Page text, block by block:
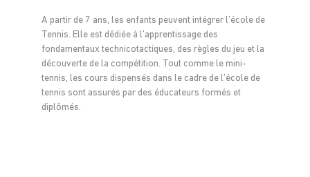
A partir de 7 ans, les enfants peuvent intégrer l’école de
Tennis. Elle est dédiée à l’apprentissage des
fondamentaux technicotactiques, des règles du jeu et la
découverte de la compétition. Tout comme le mini-
tennis, les cours dispensés dans le cadre de l’école de
tennis sont assurés par des éducateurs formés et
diplômés.